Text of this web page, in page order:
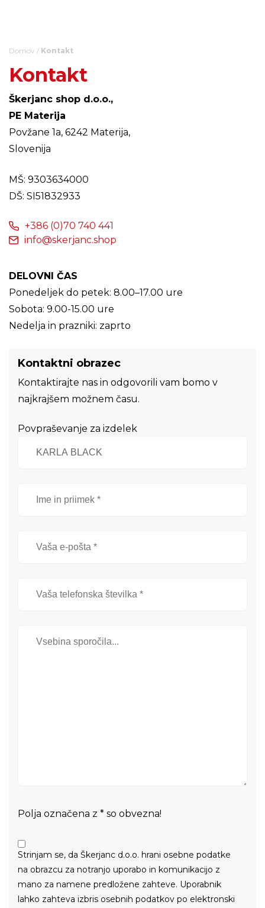
Domov / Kontakt
Kontakt
Škerjanc shop d.o.o.,
PE Materija
Povžane 1a, 6242 Materija,
Slovenija
MŠ: 9303634000
DŠ: SI51832933
+386 (0)70 740 441
info@skerjanc.shop
DELOVNI ČAS
Ponedeljek do petek: 8.00–17.00 ure
Sobota: 9.00-15.00 ure
Nedelja in prazniki: zaprto
Kontaktni obrazec
Kontaktirajte nas in odgovorili vam bomo v
najkrajšem možnem času.
Povpraševanje za izdelek
Polja označena z * so obvezna!
Strinjam se, da Škerjanc d.o.o. hrani osebne podatke
na obrazcu za notranjo uporabo in komunikacijo z
mano za namene predložene zahteve. Uporabnik
lahko zahteva izbris osebnih podatkov po elektronski